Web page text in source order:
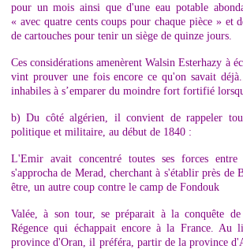
pour un mois ainsi que d'une eau potable
« avec quatre cents coups pour chaque pièce » et
de cartouches pour tenir un siège de quinze jours.
Ces considérations amenèrent Walsin Esterhazy à
vint prouver une fois encore ce qu'on savait
inhabiles à s’emparer du moindre fort fortifié
b) Du côté algérien, il convient de rappeler
politique et militaire, au début de 1840 :
L'Emir avait concentré toutes ses forces
s'approcha de Merad, cherchant à s'établir près de
être, un autre coup contre le camp de Fondouk
Valée, à son tour, se préparait à la conquête
Régence qui échappait encore à la France. Au
province d'Oran, il préféra, partir de la province